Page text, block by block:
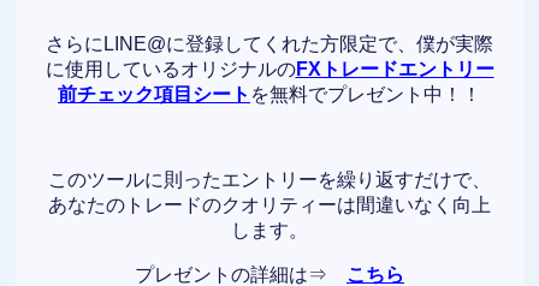
さらにLINE@に登録してくれた方限定で、僕が実際
に使用しているオリジナルのFXトレードエントリー
前チェック項目シート を無料でプレゼント中！！
このツールに則ったエントリーを繰り返すだけで、
あなたのトレードのクオリティーは間違いなく向上
します。
プレゼントの詳細は⇒ こちら